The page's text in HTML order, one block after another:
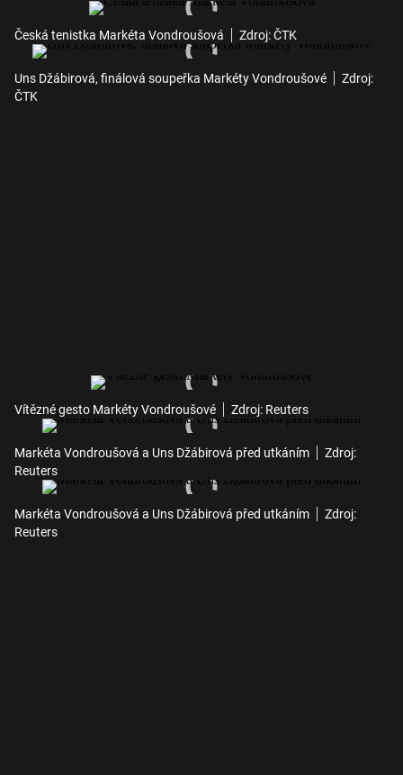
Česká tenistka Markéta Vondroušová Zdroj: ČTK
Uns Džábirová, finálová soupeřka Markéty Vondroušové
Zdroj:
ČTK
Vítězné gesto Markéty Vondroušové Zdroj: Reuters
Markéta Vondroušová a Uns Džábirová před utkáním
Zdroj:
Reuters
Markéta Vondroušová a Uns Džábirová před utkáním
Zdroj:
Reuters